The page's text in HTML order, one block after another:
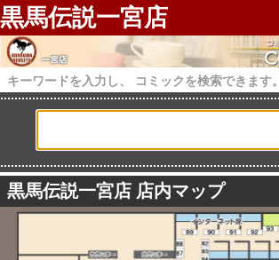
黒馬伝説一宮店
キーワードを入力し、 コミックを検索できます。
黒馬伝説一宮店 店内マップ